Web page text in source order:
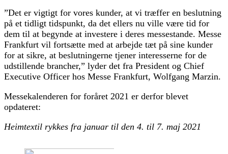
”Det er vigtigt for vores kunder, at vi træffer en beslutning
på et tidligt tidspunkt, da det ellers nu ville være tid for
dem til at begynde at investere i deres messestande. Messe
Frankfurt vil fortsætte med at arbejde tæt på sine kunder
for at sikre, at beslutningerne tjener interesserne for de
udstillende brancher,” lyder det fra President og Chief
Executive Officer hos Messe Frankfurt, Wolfgang Marzin.
Messekalenderen for foråret 2021 er derfor blevet
opdateret:
Heimtextil rykkes fra januar til den 4. til 7. maj 2021